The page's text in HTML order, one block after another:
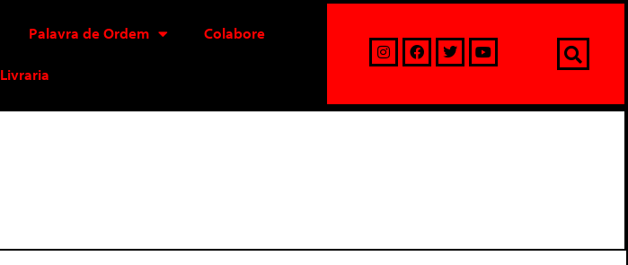
Palavra de Ordem Colabore
Livraria